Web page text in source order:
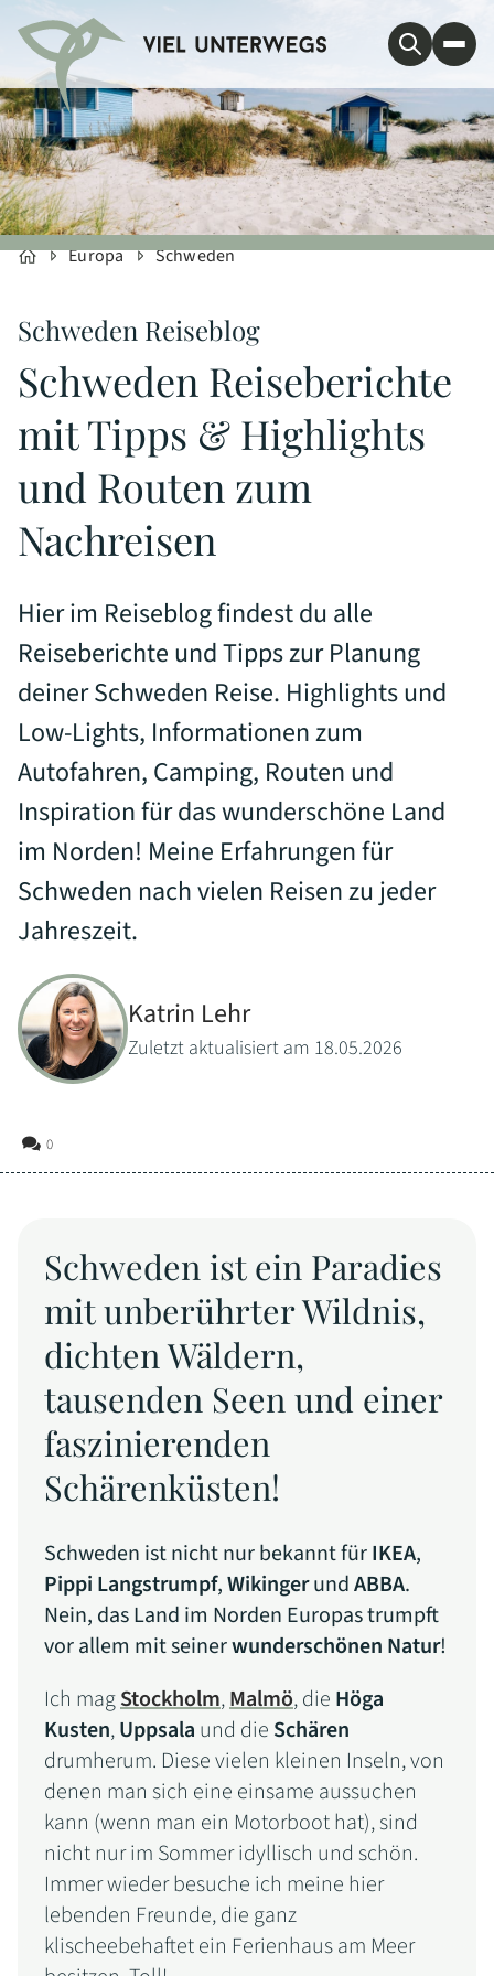
Europa Schweden
Schweden Reiseblog
Schweden Reiseberichte
mit Tipps & Highlights
und Routen zum
Nachreisen
Hier im Reiseblog findest du alle
Reiseberichte und Tipps zur Planung
deiner Schweden Reise. Highlights und
Low-Lights, Informationen zum
Autofahren, Camping, Routen und
Inspiration für das wunderschöne Land
im Norden! Meine Erfahrungen für
Schweden nach vielen Reisen zu jeder
Jahreszeit.
Katrin Lehr
Zuletzt aktualisiert am 18.05.2026
0
Schweden ist ein Paradies
mit unberührter Wildnis,
dichten Wäldern,
tausenden Seen und einer
faszinierenden
Schärenküsten!
Schweden ist nicht nur bekannt fürIKEA,
Pippi Langstrumpf,WikingerundABBA.
Nein, das Land im Norden Europas trumpft
vor allem mit seinerwunderschönen Natur!
Ich magStockholm,Malmö, die Höga
Kusten,Uppsala und die Schären
drumherum. Diese vielen kleinen Inseln, von
denen man sich eine einsame aussuchen
kann (wenn man ein Motorboot hat), sind
nicht nur im Sommer idyllisch und schön.
Immer wieder besuche ich meine hier
lebenden Freunde, die ganz
klischeebehaftet ein Ferienhaus am Meer